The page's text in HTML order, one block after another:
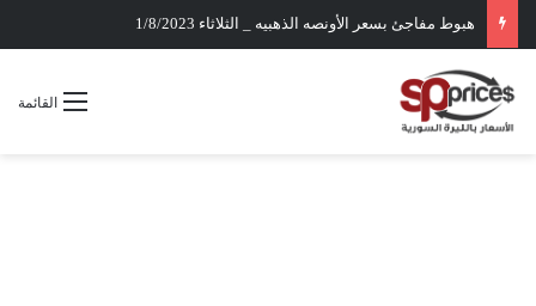
هبوط مفاجئ بسعر الأونصه الذهبيه _ الثلاثاء 1/8/2023
القائمة